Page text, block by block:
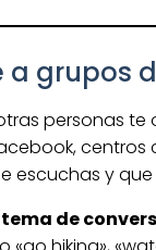
a grupos
personas te
escuchas y
tema de